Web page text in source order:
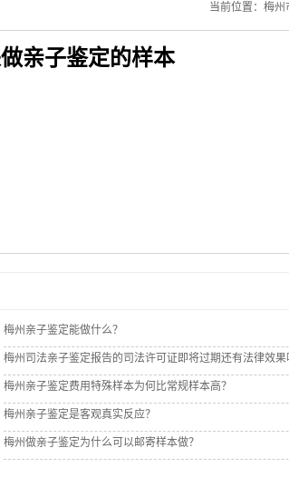
当前位置： 梅州
亲子鉴定的样本
梅州亲子鉴定能做什么？
梅州司法亲子鉴定报告的司法许可证即将过期还有法律效果
梅州亲子鉴定费用特殊样本为何比常规样本高？
梅州亲子鉴定是客观真实反应？
梅州做亲子鉴定为什么可以邮寄样本做？